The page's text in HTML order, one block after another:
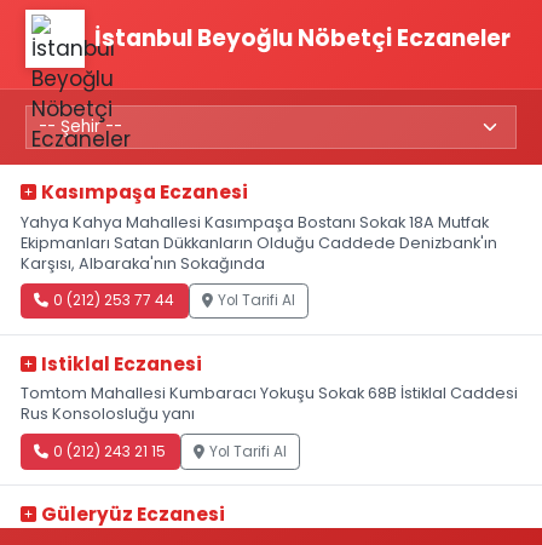
İstanbul Beyoğlu Nöbetçi Eczaneler
Kasımpaşa Eczanesi
Yahya Kahya Mahallesi Kasımpaşa Bostanı Sokak 18A Mutfak
Ekipmanları Satan Dükkanların Olduğu Caddede Denizbank'ın
Karşısı, Albaraka'nın Sokağında
0 (212) 253 77 44 Yol Tarifi Al
Istiklal Eczanesi
Tomtom Mahallesi Kumbaracı Yokuşu Sokak 68B İstiklal Caddesi
Rus Konsolosluğu yanı
0 (212) 243 21 15 Yol Tarifi Al
Güleryüz Eczanesi